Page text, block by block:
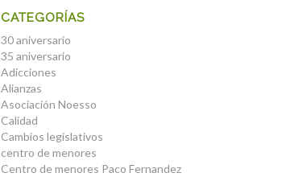
CATEGORÍAS
30 aniversario
35 aniversario
Adicciones
Alianzas
Asociación Noesso
Calidad
Cambios legislativos
centro de menores
Centro de menores Paco Fernandez